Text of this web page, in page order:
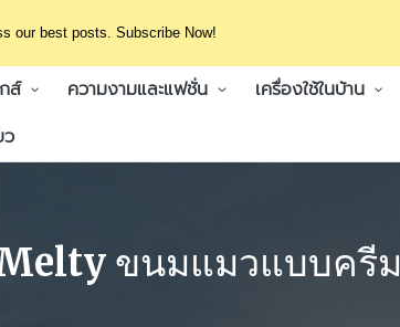
our best posts. Subscribe Now!
ส์ ความงามและแฟชั่น เครื่องใช้ในบ้าน
ขนมแมวแบบครีม